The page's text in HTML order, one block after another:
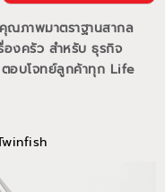
ณภาพมาตราฐานสากล
งครัว สำหรับ ธุรกิจ
ตอบโจทย์ลูกค้าทุก Life